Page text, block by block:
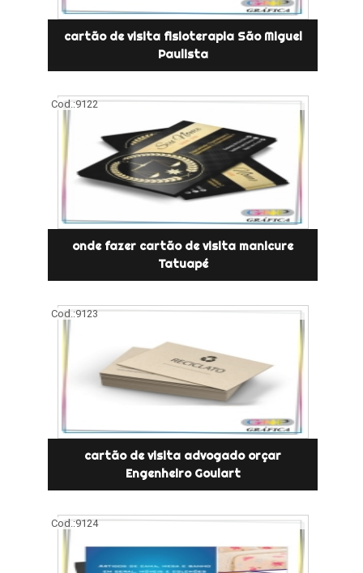
cartão de visita fisioterapia São Miguel
Paulista
Cod.:9122
onde fazer cartão de visita manicure
Tatuapé
Cod.:9123
cartão de visita advogado orçar
Engenheiro Goulart
Cod.:9124